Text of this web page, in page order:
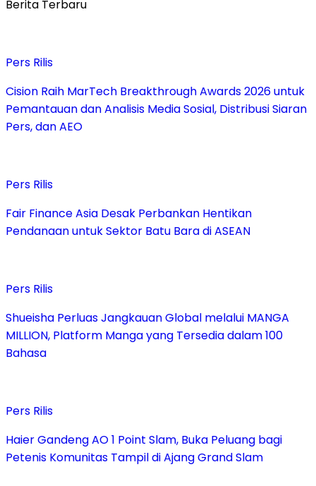
Berita Terbaru
Pers Rilis
Cision Raih MarTech Breakthrough Awards 2026 untuk
Pemantauan dan Analisis Media Sosial, Distribusi Siaran
Pers, dan AEO
Pers Rilis
Fair Finance Asia Desak Perbankan Hentikan
Pendanaan untuk Sektor Batu Bara di ASEAN
Pers Rilis
Shueisha Perluas Jangkauan Global melalui MANGA
MILLION, Platform Manga yang Tersedia dalam 100
Bahasa
Pers Rilis
Haier Gandeng AO 1 Point Slam, Buka Peluang bagi
Petenis Komunitas Tampil di Ajang Grand Slam